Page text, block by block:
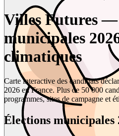
Villes Futures
municipales
climatiques
Carte interactive des candidats
2026 en France. Plus de 50 000
programmes, sites de campagne et
Élections municipales